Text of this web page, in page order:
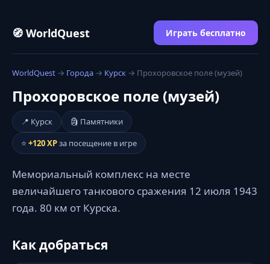
🧭 WorldQuest Играть бесплатно
WorldQuest → Города → Курск → Прохоровское поле (музей)
Прохоровское поле (музей)
📍 Курск
🗿 Памятники
⭐ +120 XPза посещение в игре
Мемориальный комплекс на месте
величайшего танкового сражения 12 июля 1943
года. 80 км от Курска.
Как добраться